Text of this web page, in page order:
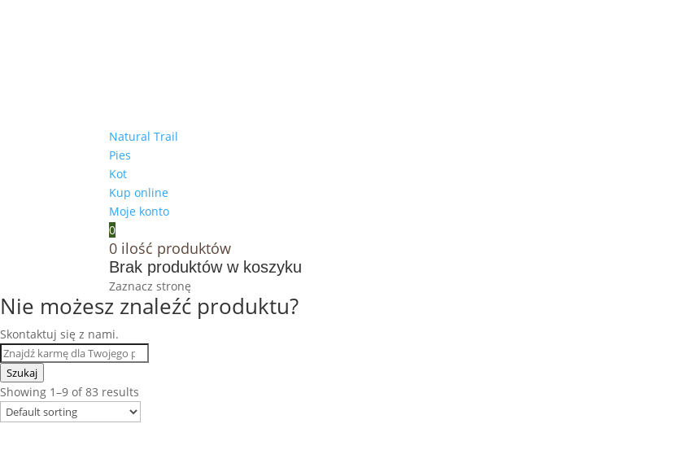
Natural Trail
Pies
Kot
Kup online
Moje konto
0
0 ilość produktów
Brak produktów w koszyku
Zaznacz stronę
Nie możesz znaleźć produktu?
Skontaktuj się z nami.
Szukaj
Showing 1–9 of 83 results